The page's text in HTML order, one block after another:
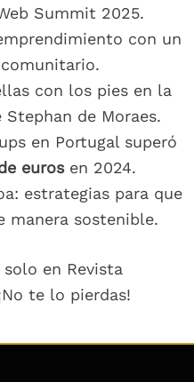
Summit 2025.
con un
con los pies en la
de Moraes.
en Portugal superó
eurosen 2024.
estrategias para que
manera sostenible.
en Revista
te lo pierdas!